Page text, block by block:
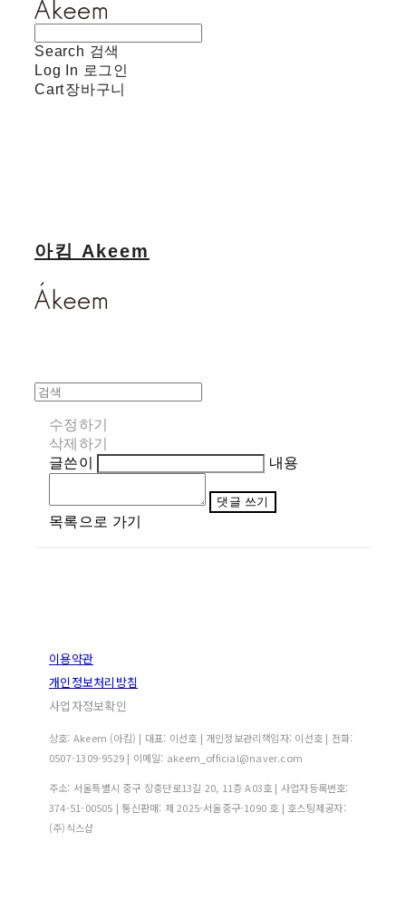
Search 검색
Log In 로그인
Cart장바구니
아킴 Akeem
수정하기
삭제하기
글쓴이
내용
댓글 쓰기
목록으로 가기
이용약관
개인정보처리방침
사업자정보확인
상호: Akeem (아킴) | 대표: 이선호 | 개인정보관리책임자: 이선호 | 전화:
0507-1309-9529 | 이메일: akeem_official@naver.com
주소: 서울특별시 중구 장충단로13길 20, 11층 A03호 | 사업자등록번호:
374-51-00505 | 통신판매: 제 2025-서울중구-1090 호 | 호스팅제공자:
(주)식스샵